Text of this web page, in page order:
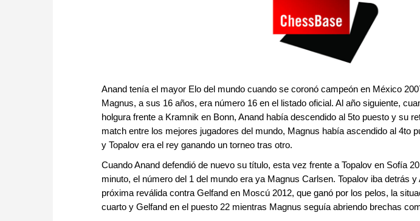
Anand tenía el mayor Elo del mundo cuando se coronó campeón en México
Magnus, a sus 16 años, era número 16 en el listado oficial. Al año siguiente,
holgura frente a Kramnik en Bonn, Anand había descendido al 5to puesto y su
match entre los mejores jugadores del mundo, Magnus había ascendido al 4to
y Topalov era el rey ganando un torneo tras otro.
Cuando Anand defendió de nuevo su título, esta vez frente a Topalov en Sofía
minuto, el número del 1 del mundo era ya Magnus Carlsen. Topalov iba detrás
próxima reválida contra Gelfand en Moscú 2012, que ganó por los pelos, la
cuarto y Gelfand en el puesto 22 mientras Magnus seguía abriendo brechas